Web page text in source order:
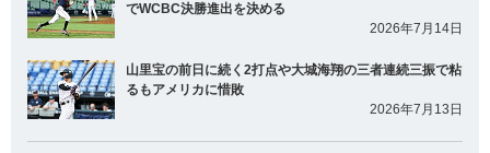
でWCBC決勝進出を決める
2026年7月14日
山里宝の前日に続く2打点や大城海翔の三者連続三振で粘
るもアメリカに惜敗
2026年7月13日